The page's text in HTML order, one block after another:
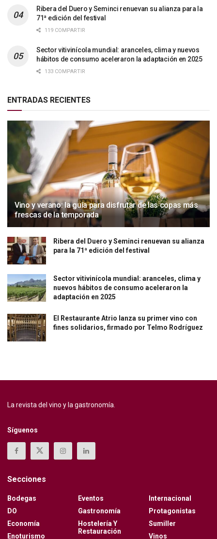
Ribera del Duero y Seminci renuevan su alianza para la
71ª edición del festival
119 COMPARTIR
Sector vitivinícola mundial: aranceles, clima y nuevos
hábitos de consumo aceleraron la adaptación en 2025
133 COMPARTIR
ENTRADAS RECIENTES
Vino y verano: la guía para disfrutar de las copas más
frescas de la temporada
Ribera del Duero y Seminci renuevan su alianza
para la 71ª edición del festival
Sector vitivinícola mundial: aranceles, clima y
nuevos hábitos de consumo aceleraron la
adaptación en 2025
El Restaurante Atrio lanza su primer vino con
fines solidarios, firmado por Telmo Rodríguez
La revista del vino y la gastronomía.
Síguenos
Secciones
Bodegas
DO
Economía
Enoturismo
Eventos
Gastronomía
Hostelería Y
Restauración
Internacional
Protagonistas
Sumiller
Vinos